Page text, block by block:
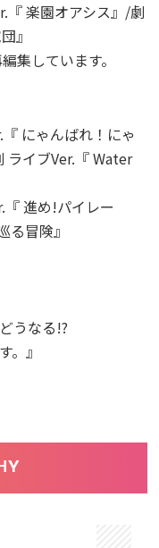
『 楽園オアシス』/劇
』
集しています。
にゃんばれ！にゃ
イブVer.『 Water
進め!パイレー
冒険』
うなる!?
』